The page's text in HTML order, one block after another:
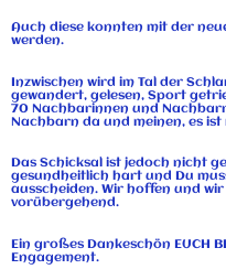
Auch diese konnten mit der
werden.
Inzwischen wird im Tal der
gewandert, gelesen, Sport
70 Nachbarinnen und
Nachbarn da und meinen, es
Das Schicksal ist jedoch nicht
gesundheitlich hart und Du
ausscheiden. Wir hoffen und
vorübergehend.
Ein großes Dankeschön EUCH
Engagement.